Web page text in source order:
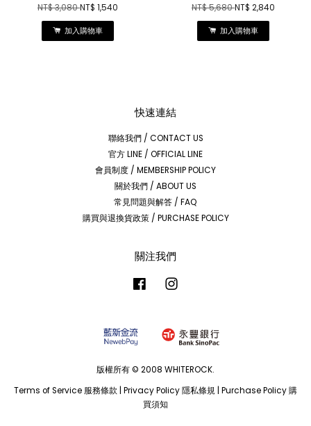
NT$ 3,080NT$ 1,540
加入購物車
NT$ 5,680NT$ 2,840
加入購物車
快速連結
聯絡我們 / CONTACT US
官方 LINE / OFFICIAL LINE
會員制度 / MEMBERSHIP POLICY
關於我們 / ABOUT US
常見問題與解答 / FAQ
購買與退換貨政策 / PURCHASE POLICY
關注我們
Facebook
版權所有 © 2008 WHITEROCK.
Terms of Service 服務條款 Privacy Policy 隱私條規 Purchase Policy 購
買須知